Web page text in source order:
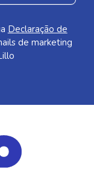
Declaração de
de marketing